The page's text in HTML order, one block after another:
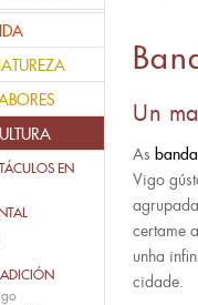
EN
Un
As
Vigo
certame
unha
cidade.